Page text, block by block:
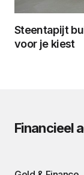
Steentapijt
voor je kiest
Financieel